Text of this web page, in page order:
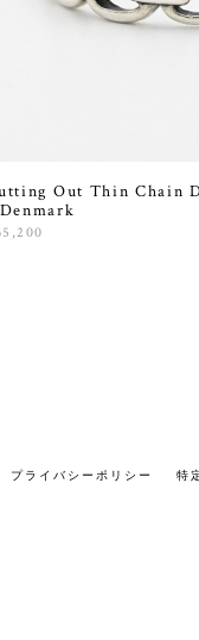
Out Thin Chain
プライバシーポリシー 特